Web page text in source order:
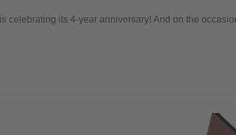
celebrating its 4-year anniversary! And on the